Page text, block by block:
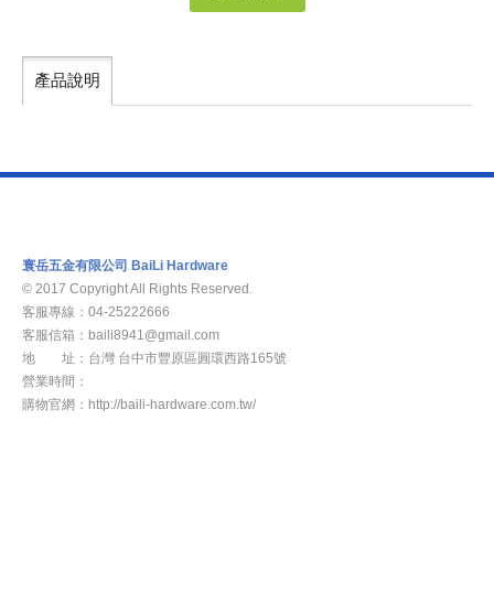
產品說明
寰岳五金有限公司 BaiLi Hardware
© 2017 Copyright All Rights Reserved.
客服專線：04-25222666
客服信箱：baili8941@gmail.com
地 址：台灣 台中市豐原區圓環西路165號
營業時間：
購物官網：http://baili-hardware.com.tw/